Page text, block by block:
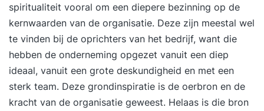
persoonlijke ontwikkeling, coaching en
training. Het biedt een ervaringsgerichte aanpak
waardoor je de aangeboden kennis direct kunt
toepassen, wat vaak leidt tot blijvende resultaten
in werk, relaties, gezondheid en meer.Kleine
groep, 5-daagse trainingDe training duurt 5
dagen en vindt plaats op een mooie en rustige
spiritualiteit vooral om een diepere bezinning op de
kernwaarden van de organisatie. Deze zijn meestal wel
te vinden bij de oprichters van het bedrijf, want die
hebben de onderneming opgezet vanuit een diep
ideaal, vanuit een grote deskundigheid en met een
sterk team. Deze grondinspiratie is de oerbron en de
kracht van de organisatie geweest. Helaas is die bron